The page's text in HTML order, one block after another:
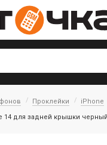
Проклейки iPhone
14 для задней крышки